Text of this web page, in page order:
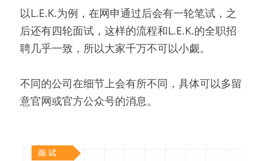
以L.E.K.为例，在网申通过后会有一轮笔试，之
后还有四轮面试，这样的流程和L.E.K.的全职招
聘几乎一致，所以大家千万不可以小觑。
不同的公司在细节上会有所不同，具体可以多留
意官网或官方公众号的消息。